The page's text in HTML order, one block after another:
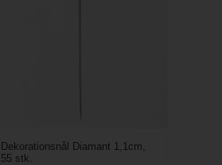
Dekorationsnål Diamant 1,1cm,
55 stk.